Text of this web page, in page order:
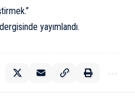
dergisinde yayımlandı.